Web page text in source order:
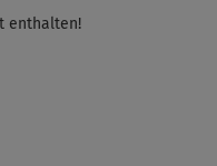
enthalten!